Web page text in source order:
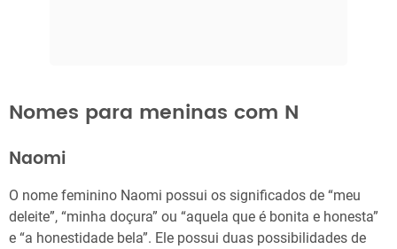
Nomes para meninas com N
Naomi
O nome feminino Naomi possui os significados de “meu
deleite”, “minha doçura” ou “aquela que é bonita e honesta”
e “a honestidade bela”. Ele possui duas possibilidades de